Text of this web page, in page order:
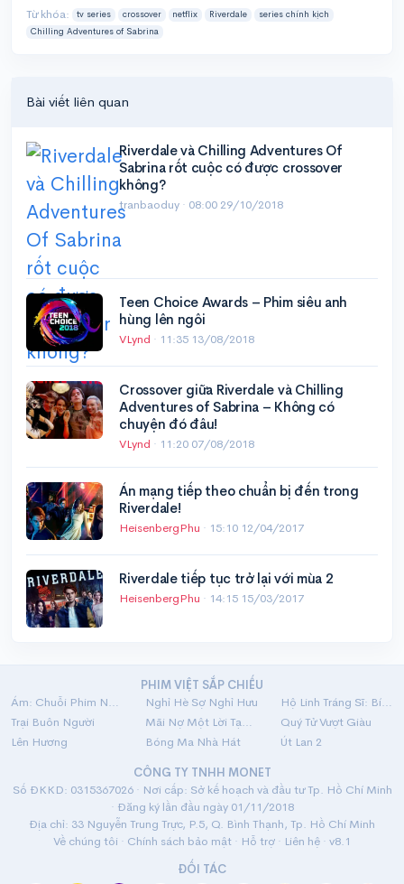
Từ khóa: tv series crossover netflix Riverdale
series chính kịch
Chilling Adventures of Sabrina
Bài viết liên quan
Riverdale và Chilling Adventures Of
Sabrina rốt cuộc có được crossover
không?
tranbaoduy · 08:00 29/10/2018
Teen Choice Awards – Phim siêu anh
hùng lên ngôi
VLynd · 11:35 13/08/2018
Crossover giữa Riverdale và Chilling
Adventures of Sabrina – Không có
chuyện đó đâu!
VLynd · 11:20 07/08/2018
Án mạng tiếp theo chuẩn bị đến trong
Riverdale!
HeisenbergPhu · 15:10 12/04/2017
Riverdale tiếp tục trở lại với mùa 2
HeisenbergPhu · 14:15 15/03/2017
PHIM VIỆT SẮP CHIẾU
Ám: Chuỗi Phim Ngắn Linh Dị
Nghỉ Hè Sợ Nghỉ Hưu
Hộ Linh Tráng Sĩ: Bí Ẩn Mộ Vua Đinh
Trại Buôn Người
Mãi Nợ Một Lời Tạm Biệt
Quý Tử Vượt Giàu
Lên Hương
Bóng Ma Nhà Hát
Út Lan 2
CÔNG TY TNHH MONET
Số ĐKKD: 0315367026 · Nơi cấp: Sở kế hoạch và đầu tư Tp. Hồ Chí Minh
· Đăng ký lần đầu ngày 01/11/2018
Địa chỉ: 33 Nguyễn Trung Trực, P.5, Q. Bình Thạnh, Tp. Hồ Chí Minh
Về chúng tôi · Chính sách bảo mật · Hỗ trợ · Liên hệ · v8.1
ĐỐI TÁC